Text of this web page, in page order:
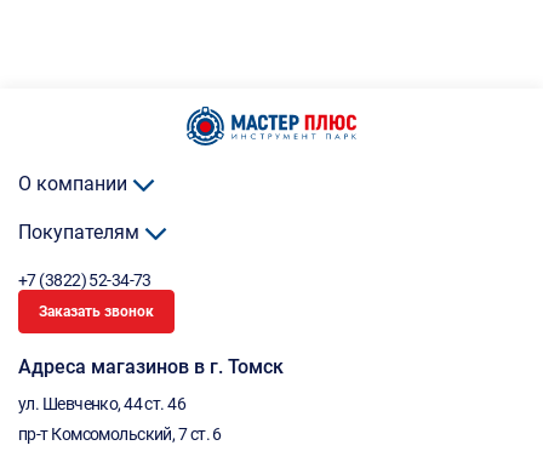
О компании
Покупателям
+7 (3822) 52-34-73
Заказать звонок
Адреса магазинов в г. Томск
ул. Шевченко, 44 ст. 46
пр-т Комсомольский, 7 ст. 6